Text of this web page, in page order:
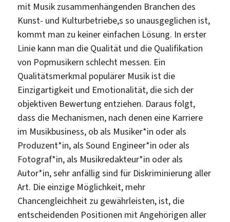
mit Musik zusammenhängenden Branchen des
Kunst- und Kulturbetriebe,s so unausgeglichen ist,
kommt man zu keiner einfachen Lösung. In erster
Linie kann man die Qualität und die Qualifikation
von Popmusikern schlecht messen. Ein
Qualitätsmerkmal populärer Musik ist die
Einzigartigkeit und Emotionalität, die sich der
objektiven Bewertung entziehen. Daraus folgt,
dass die Mechanismen, nach denen eine Karriere
im Musikbusiness, ob als Musiker*in oder als
Produzent*in, als Sound Engineer*in oder als
Fotograf*in, als Musikredakteur*in oder als
Autor*in, sehr anfällig sind für Diskriminierung aller
Art. Die einzige Möglichkeit, mehr
Chancengleichheit zu gewährleisten, ist, die
entscheidenden Positionen mit Angehörigen aller